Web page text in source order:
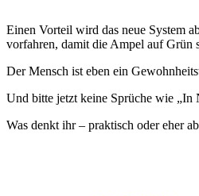
Einen Vorteil wird das neue System
vorfahren, damit die Ampel auf Grün
Der Mensch ist eben ein
Und bitte jetzt keine Sprüche wie „In
Was denkt ihr – praktisch oder eher